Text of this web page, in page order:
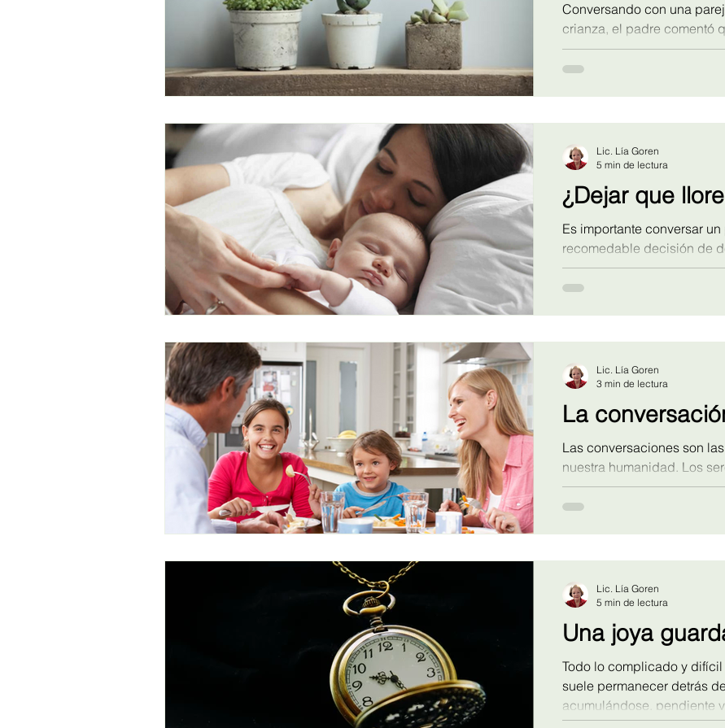
Conversando con una
crianza, el padre comentó
había tenido suerte con
siguiente: No tuve suerte,
¿Dejar que
Es importante conversar
recomedable decisión de
bebés y compartir los
publicada por la
Lic. Lía Goren
5 min de lectura
La
Las conversaciones son
nuestra humanidad. Los
desarrollamos y
conversaciones que
Lic. Lía Goren
3 min de lectura
Una joya
Todo lo complicado y
suele permanecer detrás
acumulándose, pendiente
Lic. Lía Goren
5 min de lectura